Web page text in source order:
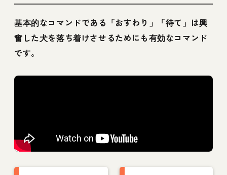
基本的なコマンドである「おすわり」「待て」は興
奮した犬を落ち着けさせるためにも有効なコマンド
です。